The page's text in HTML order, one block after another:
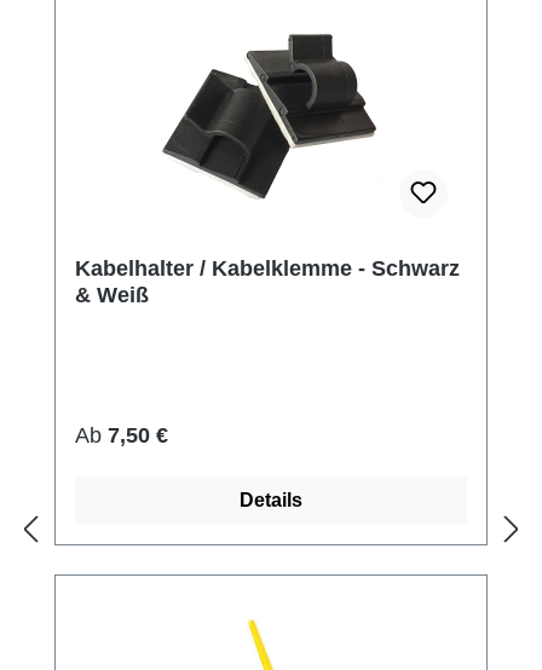
Kabelhalter / Kabelklemme - Schwarz
& Weiß
Regulärer Preis:
Ab 7,50 €
Details